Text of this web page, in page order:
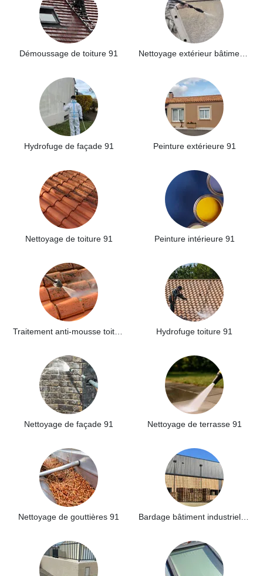
Démoussage de toiture 91
Hydrofuge de façade 91 Peinture extérieure 91
Nettoyage de toiture 91 Peinture intérieure 91
Hydrofuge toiture 91
Nettoyage de façade 91 Nettoyage de terrasse 91
Nettoyage de gouttières 91